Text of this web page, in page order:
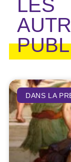
LES
DANS LA